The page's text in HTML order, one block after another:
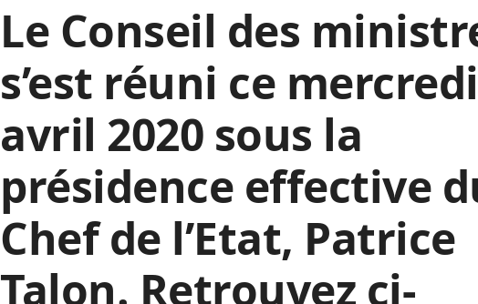
Le Conseil des
s’est réuni ce
avril 2020 sous la
présidence effective
Chef de l’Etat, Patrice
Talon. Retrouvez ci-